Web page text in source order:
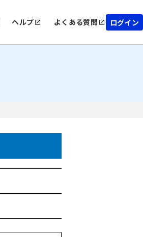
ヘルプ よくある質問 ログイン